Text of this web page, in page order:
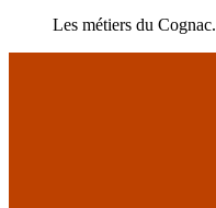
Les métiers du Cognac.